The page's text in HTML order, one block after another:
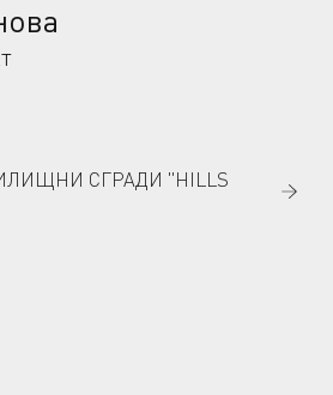
СГРАДИ "HILLS